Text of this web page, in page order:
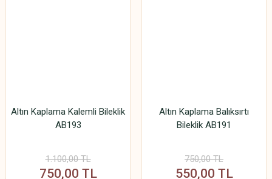
Altın Kaplama Kalemli Bileklik
AB193
1.100,00 TL
750,00 TL
Altın Kaplama Balıksırtı
Bileklik AB191
750,00 TL
550,00 TL